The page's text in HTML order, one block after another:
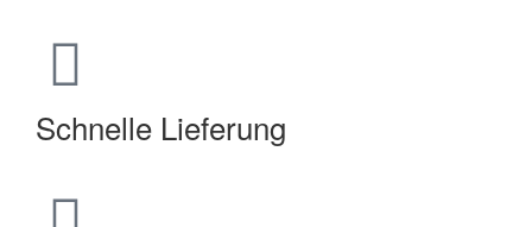
Schnelle Lieferung